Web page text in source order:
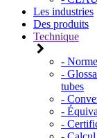
Les industries
Des produits
Technique
-
-
tubes
-
-
-